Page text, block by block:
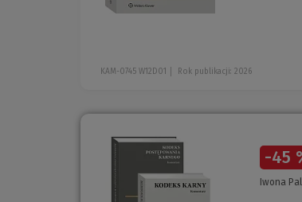
KAM-0745 W12D01 Rok publikacji: 2026
-45
Iwona